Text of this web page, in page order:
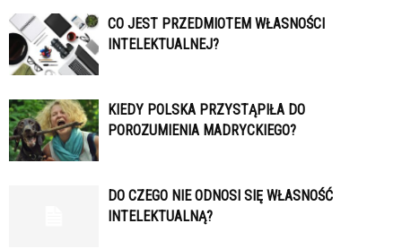
CO JEST PRZEDMIOTEM WŁASNOŚCI
INTELEKTUALNEJ?
KIEDY POLSKA PRZYSTĄPIŁA DO
POROZUMIENIA MADRYCKIEGO?
DO CZEGO NIE ODNOSI SIĘ WŁASNOŚĆ
INTELEKTUALNĄ?